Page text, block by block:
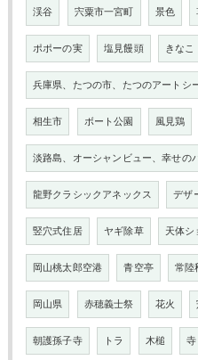
渓谷 宍粟市一宮町 景色
ポポーの実 塩見饅頭 きなこ
兵庫県、たつの市、たつのアートシ
相生市 ボート公園 風見鶏
淡路島、オーシャンビュー、幸せの
龍野クラシックアネックス デザ
竪穴式住居 ヤギ除草 天体シ
岡山桃太郎空港 青空亭 常陸
岡山県 赤穂義士祭 花火
朝護孫子寺 トラ 木槌 寺